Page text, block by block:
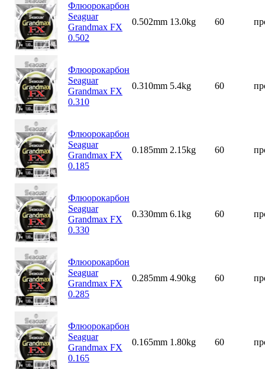
Флюорокарбон
Seaguar
Grandmax FX
0.502
0.502mm 13.0kg 60
Флюорокарбон
Seaguar
Grandmax FX
0.310
0.310mm 5.4kg 60
Флюорокарбон
Seaguar
Grandmax FX
0.185
0.185mm 2.15kg 60
Флюорокарбон
Seaguar
Grandmax FX
0.330
0.330mm 6.1kg 60
Флюорокарбон
Seaguar
Grandmax FX
0.285
0.285mm 4.90kg 60
Флюорокарбон
Seaguar
Grandmax FX
0.165
0.165mm 1.80kg 60